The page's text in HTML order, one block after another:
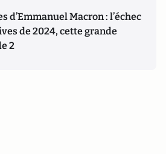
d’Emmanuel Macron : l’échec
de 2024, cette grande
2